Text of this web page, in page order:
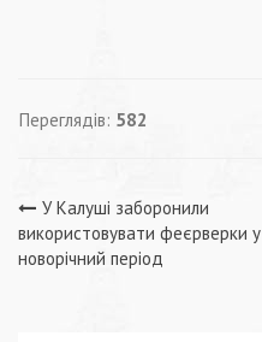
Переглядів: 582
Навігація
записів
У Калуші заборонили
використовувати феєрверки у
новорічний період